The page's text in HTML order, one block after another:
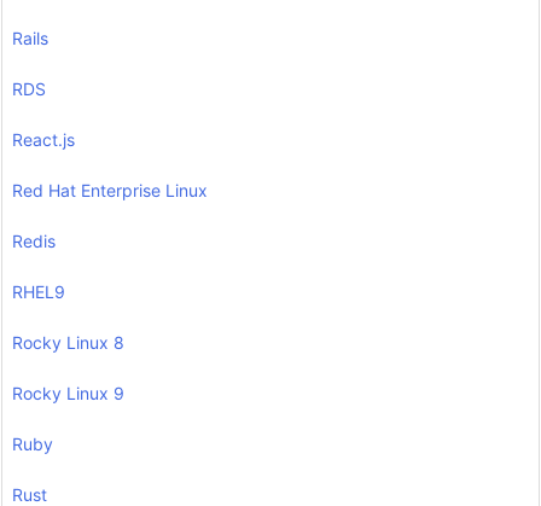
Rails
RDS
React.js
Red Hat Enterprise Linux
Redis
RHEL9
Rocky Linux 8
Rocky Linux 9
Ruby
Rust